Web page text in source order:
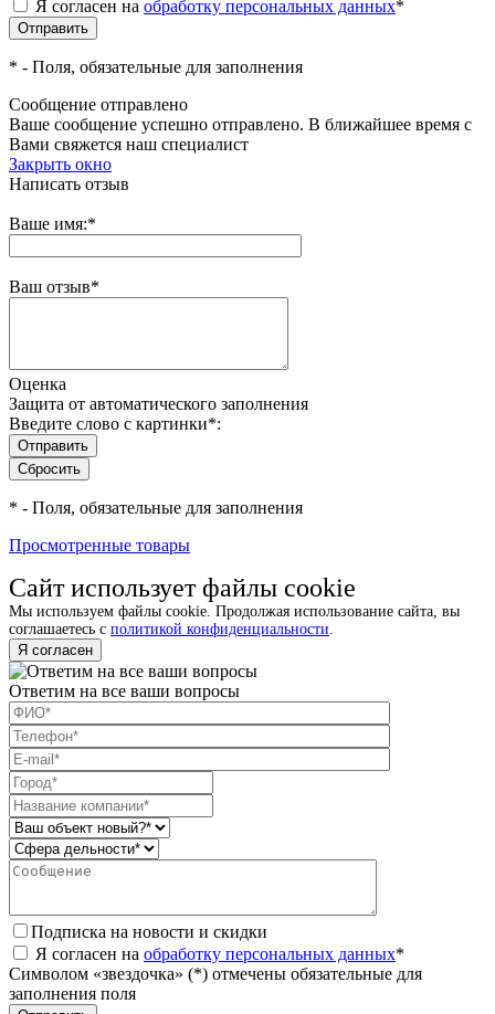
Я согласен на обработку персональных данных*
* - Поля, обязательные для заполнения
Сообщение отправлено
Ваше сообщение успешно отправлено. В ближайшее время с
Вами свяжется наш специалист
Закрыть окно
Написать отзыв
Ваше имя:*
Ваш отзыв*
Оценка
Защита от автоматического заполнения
Введите слово с картинки*:
* - Поля, обязательные для заполнения
Просмотренные товары
Сайт использует файлы cookie
Мы используем файлы cookie. Продолжая использование сайта, вы
соглашаетесь с политикой конфиденциальности
Я согласен
Ответим на все ваши вопросы
Подписка на новости и скидки
Я согласен на обработку персональных данных*
Символом «звездочка» (*) отмечены обязательные для
заполнения поля